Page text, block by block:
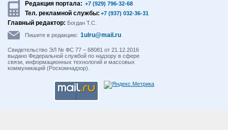
Редакция портала: +7 (929) 796-32-68
Тел. рекламной службы: +7 (937) 032-36-31
Главный редактор: Богдан Т.С.
Пишите в редакцию: 1ulru@mail.ru
Свидетельство ЭЛ № ФС 77 – 68081 от 21.12.2016
выдано Федеральной службой по надзору в сфере
связи, информационных технологий и массовых
коммуникаций (Роскомнадзор).